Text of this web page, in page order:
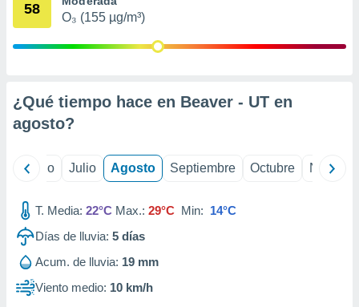
publicidad
publicidad
1199
58
O₃ (155 µg/m³)
¿Qué tiempo hace en Beaver - UT en
agosto?
Junio Julio Agosto Septiembre Octubre
T. Media: 22°C Max.: 29°C Min: 14°C
Días de lluvia: 5 días
Acum. de lluvia: 19 mm
Viento medio: 10 km/h